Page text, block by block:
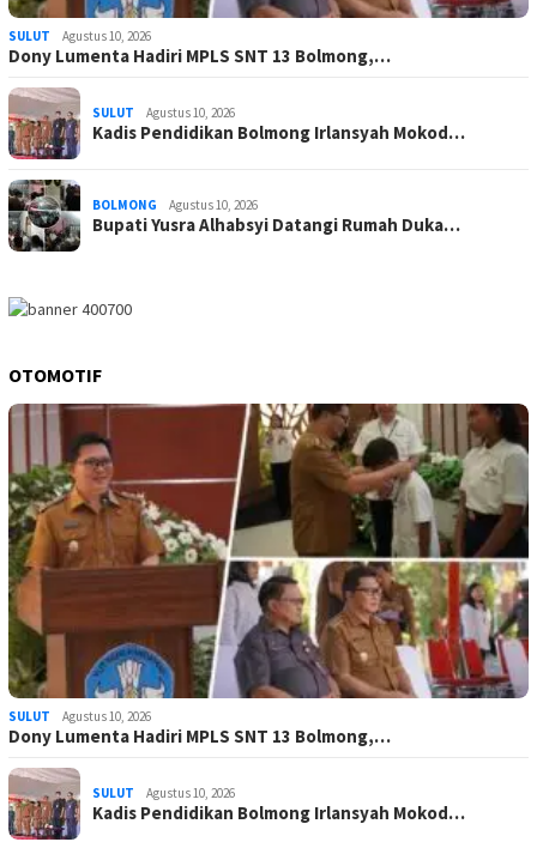
SULUT Agustus 10, 2026
Dony Lumenta Hadiri MPLS SNT 13 Bolmong,…
SULUT Agustus 10, 2026
Kadis Pendidikan Bolmong Irlansyah Mokod…
BOLMONG Agustus 10, 2026
Bupati Yusra Alhabsyi Datangi Rumah Duka…
OTOMOTIF
SULUT Agustus 10, 2026
Dony Lumenta Hadiri MPLS SNT 13 Bolmong,…
SULUT Agustus 10, 2026
Kadis Pendidikan Bolmong Irlansyah Mokod…